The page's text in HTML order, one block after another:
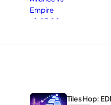
Tiles Hop: